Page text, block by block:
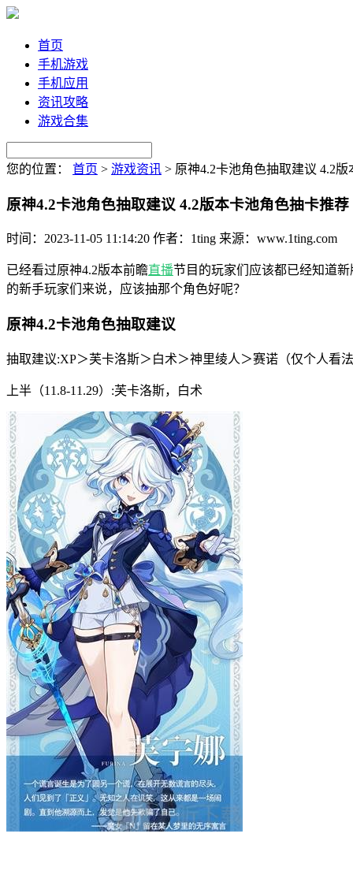
首页
手机游戏
手机应用
资讯攻略
游戏合集
您的位置： 首页 > 游戏资讯 > 原神4.2卡池角色抽取建议 4.2
原神4.2卡池角色抽取建议 4.2版本卡池角色抽卡推荐
时间：2023-11-05 11:14:20 作者：1ting 来源：www.1ting.com
已经看过原神4.2版本前瞻直播节目的玩家们应该都已经知道
的新手玩家们来说，应该抽那个角色好呢？
原神4.2卡池角色抽取建议
抽取建议:XP＞芙卡洛斯＞白术＞神里绫人＞赛诺（仅个人看
上半（11.8-11.29）:芙卡洛斯，白术